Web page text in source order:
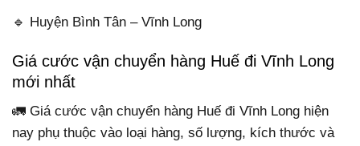
🔹 Huyện Bình Tân – Vĩnh Long
Giá cước vận chuyển hàng Huế đi Vĩnh Long
mới nhất
🚛 Giá cước vận chuyển hàng Huế đi Vĩnh Long hiện
nay phụ thuộc vào loại hàng, số lượng, kích thước và